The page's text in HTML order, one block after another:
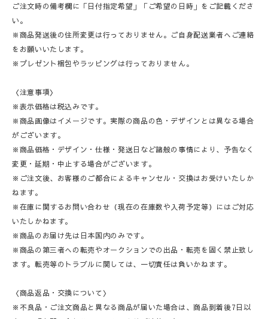
ご注文時の備考欄に「日付指定希望」「ご希望の日時」をご記載くださ
い。
※商品発送後の住所変更は行っておりません。ご自身配送業者へご連絡
をお願いいたします。
※プレゼント梱包やラッピングは行っておりません。
〈注意事項〉
※表示価格は税込みです。
※商品画像はイメージです。実際の商品の色・デザインとは異なる場合
がございます。
※商品価格・デザイン・仕様・発送日など諸般の事情により、予告なく
変更・延期・中止する場合がございます。
※ご注文後、お客様のご都合によるキャンセル・交換はお受けいたしか
ねます。
※在庫に関するお問い合わせ（現在の在庫数や入荷予定等）にはご対応
いたしかねます。
※商品のお届け先は日本国内のみです。
※商品の第三者への転売やオークションでの出品・転売を固く禁止致し
ます。転売等のトラブルに関しては、一切責任は負いかねます。
〈商品返品・交換について〉
※不良品・ご注文商品と異なる商品が届いた場合は、商品到着後7日以